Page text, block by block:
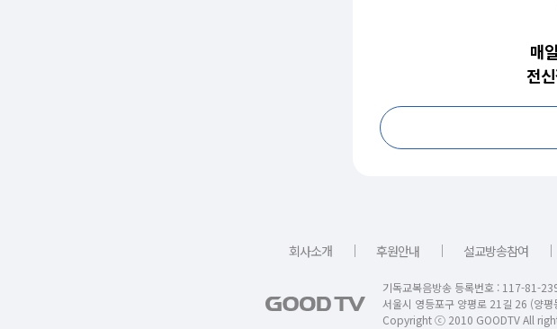
매
전
회사소개 ｜ 후원안내 ｜ 설교방송참여 ｜
기독교복음방송 등록번호 : 117-81-
서울시 영등포구 양평로 21길 26 (양
Copyright ⓒ 2010 GOODTV All